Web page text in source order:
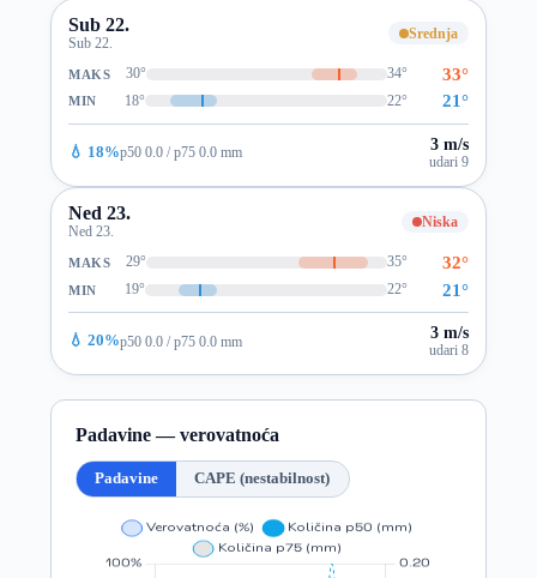
Sub 22.
Sub 22.
Srednja
MAKS 30° 34° 33°
MIN 18° 22° 21°
💧 18%p50 0.0 / p75 0.0 mm 3 m/s
udari 9
Ned 23.
Ned 23.
Niska
MAKS 29° 35° 32°
MIN 19° 22° 21°
💧 20%p50 0.0 / p75 0.0 mm 3 m/s
udari 8
Padavine — verovatnoća
Padavine CAPE (nestabilnost)